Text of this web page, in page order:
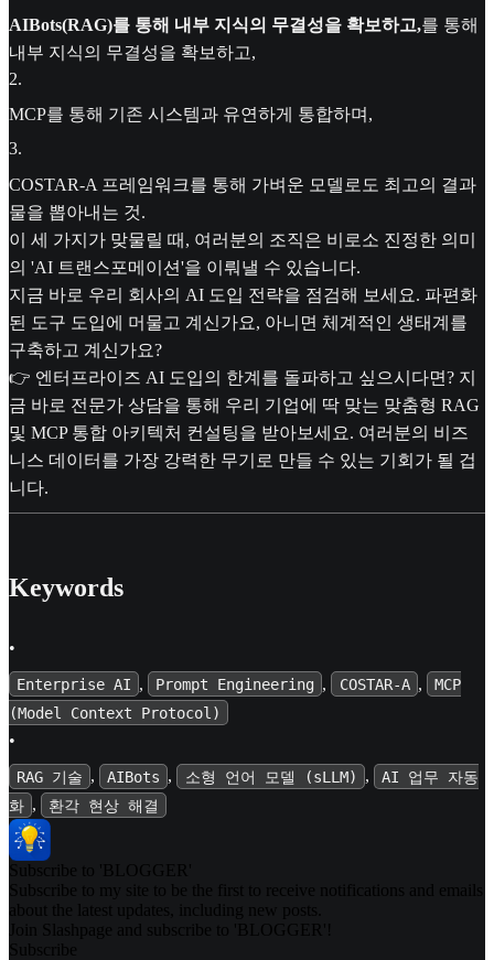
AIBots(RAG)를 통해 내부 지식의 무결성을 확보하고,를 통해
내부 지식의 무결성을 확보하고,
2.
MCP를 통해 기존 시스템과 유연하게 통합하며,
3.
COSTAR-A 프레임워크를 통해 가벼운 모델로도 최고의 결과
물을 뽑아내는 것.
이 세 가지가 맞물릴 때, 여러분의 조직은 비로소 진정한 의미
의 'AI 트랜스포메이션'을 이뤄낼 수 있습니다.
지금 바로 우리 회사의 AI 도입 전략을 점검해 보세요. 파편화
된 도구 도입에 머물고 계신가요, 아니면 체계적인 생태계를
구축하고 계신가요?
👉 엔터프라이즈 AI 도입의 한계를 돌파하고 싶으시다면? 지
금 바로 전문가 상담을 통해 우리 기업에 딱 맞는 맞춤형 RAG
및 MCP 통합 아키텍처 컨설팅을 받아보세요. 여러분의 비즈
니스 데이터를 가장 강력한 무기로 만들 수 있는 기회가 될 겁
니다.
Keywords
•
Enterprise AI , Prompt Engineering , COSTAR-A ,
MCP
(Model Context Protocol)
•
RAG 기술 , AIBots , 소형 언어 모델 (sLLM) ,
AI 업무 자동
화 , 환각 현상 해결
Subscribe to 'BLOGGER'
Subscribe to my site to be the first to receive notifications and emails
about the latest updates, including new posts.
Join Slashpage and subscribe to 'BLOGGER'!
Subscribe